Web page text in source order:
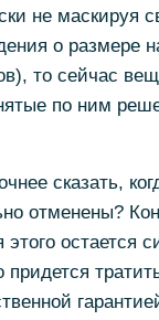
не маскируя
о размере
то сейчас
по ним
сказать,
отменены?
остается